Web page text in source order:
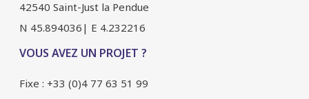
42540 Saint-Just la Pendue
N 45.894036| E 4.232216
VOUS AVEZ UN PROJET ?
Fixe : +33 (0)4 77 63 51 99